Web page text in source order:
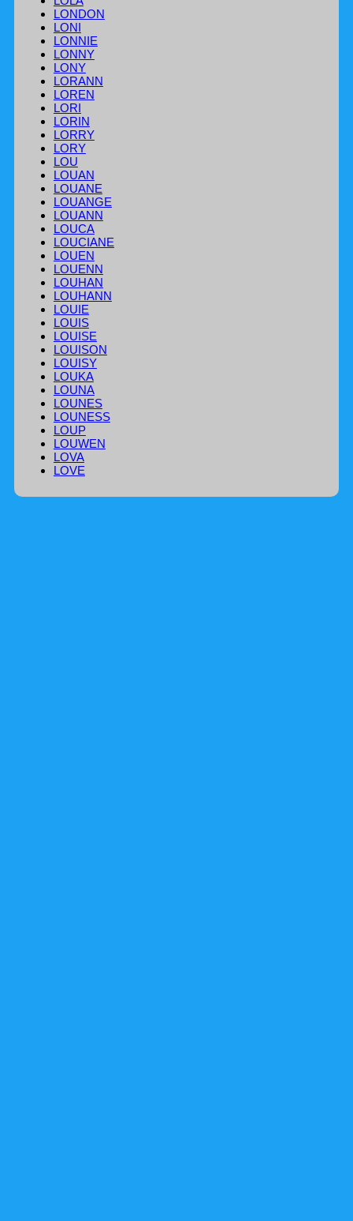
LONDON
LONI
LONNIE
LONNY
LONY
LORANN
LOREN
LORI
LORIN
LORRY
LORY
LOU
LOUAN
LOUANE
LOUANGE
LOUANN
LOUCA
LOUCIANE
LOUEN
LOUENN
LOUHAN
LOUHANN
LOUIE
LOUIS
LOUISE
LOUISON
LOUISY
LOUKA
LOUNA
LOUNES
LOUNESS
LOUP
LOUWEN
LOVA
LOVE